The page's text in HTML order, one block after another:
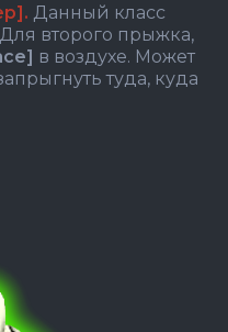
Данный класс
второго прыжка,
в воздухе. Может
туда, куда